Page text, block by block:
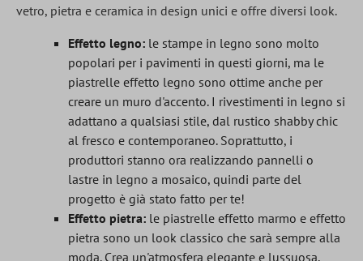
vetro, pietra e ceramica in design unici e offre diversi look.
Effetto legno: le stampe in legno sono molto
popolari per i pavimenti in questi giorni, ma le
piastrelle effetto legno sono ottime anche per
creare un muro d'accento. I rivestimenti in legno si
adattano a qualsiasi stile, dal rustico shabby chic
al fresco e contemporaneo. Soprattutto, i
produttori stanno ora realizzando pannelli o
lastre in legno a mosaico, quindi parte del
progetto è già stato fatto per te!
Effetto pietra: le piastrelle effetto marmo e effetto
pietra sono un look classico che sarà sempre alla
moda. Crea un'atmosfera elegante e lussuosa,